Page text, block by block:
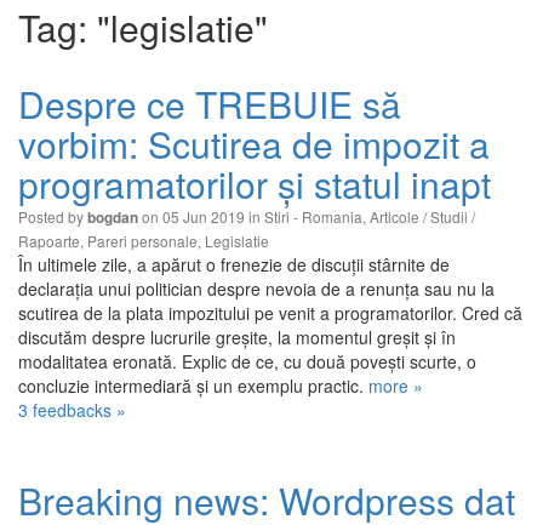
Tag: "legislatie"
Despre ce TREBUIE să
vorbim: Scutirea de impozit a
programatorilor și statul inapt
Posted bybogdanon 05 Jun 2019 in Stiri - Romania, Articole / Studii /
Rapoarte, Pareri personale, Legislatie
În ultimele zile, a apărut o frenezie de discuții stârnite de
declarația unui politician despre nevoia de a renunța sau nu la
scutirea de la plata impozitului pe venit a programatorilor. Cred că
discutăm despre lucrurile greșite, la momentul greșit și în
modalitatea eronată. Explic de ce, cu două povești scurte, o
concluzie intermediară și un exemplu practic. more »
3 feedbacks »
Breaking news: Wordpress dat